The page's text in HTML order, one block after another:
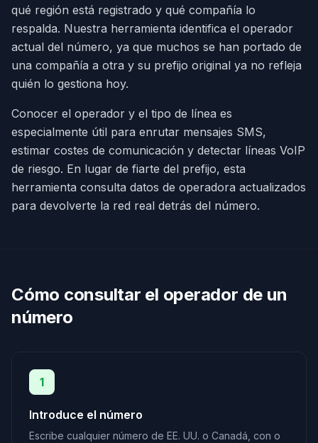
qué región está registrado y qué compañía lo
respalda. Nuestra herramienta identifica el operador
actual del número, ya que muchos se han portado de
una compañía a otra y su prefijo original ya no refleja
quién lo gestiona hoy.
Conocer el operador y el tipo de línea es
especialmente útil para enrutar mensajes SMS,
estimar costes de comunicación y detectar líneas VoIP
de riesgo. En lugar de fiarte del prefijo, esta
herramienta consulta datos de operadora actualizados
para devolverte la red real detrás del número.
Cómo consultar el operador de un
número
1
Introduce el número
Escribe cualquier número de EE. UU. o Canadá, con o